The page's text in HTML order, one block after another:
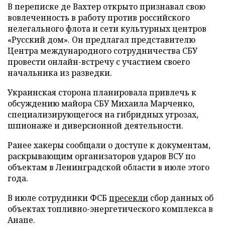
В переписке де Вахтер открыто признавал свою
вовлеченность в работу против российского
нелегального флота и сети культурных центров
«Русский дом». Он предлагал представителю
Центра международного сотрудничества СБУ
провести онлайн-встречу с участием своего
начальника из разведки.
Украинская сторона планировала привлечь к
обсуждению майора СБУ Михаила Марченко,
специализирующегося на гибридных угрозах,
шпионаже и диверсионной деятельности.
Ранее хакеры сообщали о доступе к документам,
раскрывающим организаторов ударов ВСУ по
объектам в Ленинградской области в июле этого
года.
В июле сотрудники ФСБ пресекли сбор данных об
объектах топливно-энергетического комплекса в
Анапе.